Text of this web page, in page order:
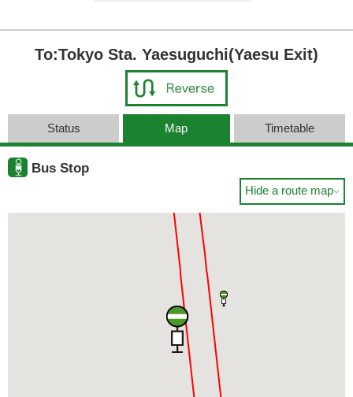
To:Tokyo Sta. Yaesuguchi(Yaesu Exit)
Status Map Timetable
Bus Stop
Hide a route map